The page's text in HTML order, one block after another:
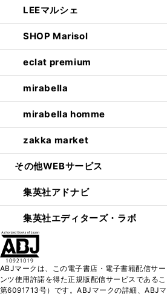
LEEマルシェ
SHOP Marisol
eclat premium
mirabella
mirabella homme
zakka market
その他WEBサービス
集英社アドナビ
集英社エディターズ・ラボ
ABJマークは、この電子書店・電子書籍配信サ
ンツ使用許諾を得た正規版配信サービスである
第6091713号）です。ABJマークの詳細、ABJ